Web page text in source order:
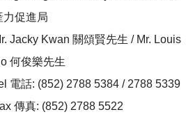
力促進局
Jacky Kwan 關頌賢先生 / Mr. Louis
何俊樂先生
電話: (852) 2788 5384 / 2788 5339
傳真: (852) 2788 5522